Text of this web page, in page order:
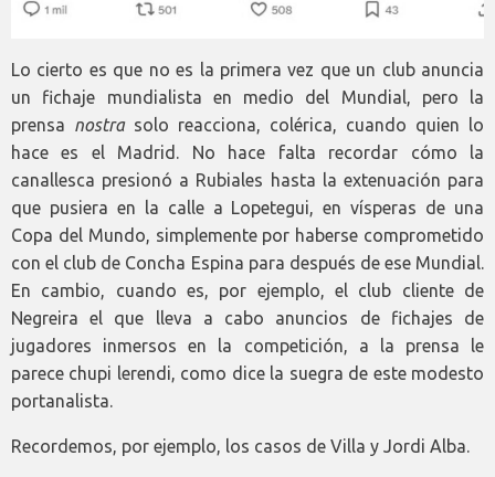
Lo cierto es que no es la primera vez que un club anuncia
un fichaje mundialista en medio del Mundial, pero la
prensa nostrasolo reacciona, colérica, cuando quien lo
hace es el Madrid. No hace falta recordar cómo la
canallesca presionó a Rubiales hasta la extenuación para
que pusiera en la calle a Lopetegui, en vísperas de una
Copa del Mundo, simplemente por haberse comprometido
con el club de Concha Espina para después de ese Mundial.
En cambio, cuando es, por ejemplo, el club cliente de
Negreira el que lleva a cabo anuncios de fichajes de
jugadores inmersos en la competición, a la prensa le
parece chupi lerendi, como dice la suegra de este modesto
portanalista.
Recordemos, por ejemplo, los casos de Villa y Jordi Alba.